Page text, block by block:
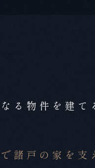
る物件を建て
諸戸の家を支